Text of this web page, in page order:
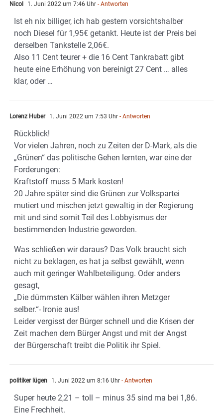
Nicol 1. Juni 2022 um 7:46 Uhr - Antworten
Ist eh nix billiger, ich hab gestern vorsichtshalber
noch Diesel für 1,95€ getankt. Heute ist der Preis bei
derselben Tankstelle 2,06€.
Also 11 Cent teurer + die 16 Cent Tankrabatt gibt
heute eine Erhöhung von bereinigt 27 Cent … alles
klar, oder …
Lorenz Huber 1. Juni 2022 um 7:53 Uhr - Antworten
Rückblick!
Vor vielen Jahren, noch zu Zeiten der D-Mark, als die
„Grünen“ das politische Gehen lernten, war eine der
Forderungen:
Kraftstoff muss 5 Mark kosten!
20 Jahre später sind die Grünen zur Volkspartei
mutiert und mischen jetzt gewaltig in der Regierung
mit und sind somit Teil des Lobbyismus der
bestimmenden Industrie geworden.
Was schließen wir daraus? Das Volk braucht sich
nicht zu beklagen, es hat ja selbst gewählt, wenn
auch mit geringer Wahlbeteiligung. Oder anders
gesagt,
„Die dümmsten Kälber wählen ihren Metzger
selber.“- Ironie aus!
Leider vergisst der Bürger schnell und die Krisen der
Zeit machen dem Bürger Angst und mit der Angst
der Bürgerschaft treibt die Politik ihr Spiel.
politiker lügen 1. Juni 2022 um 8:16 Uhr - Antworten
Super heute 2,21 – toll – minus 35 sind ma bei 1,86.
Eine Frechheit.